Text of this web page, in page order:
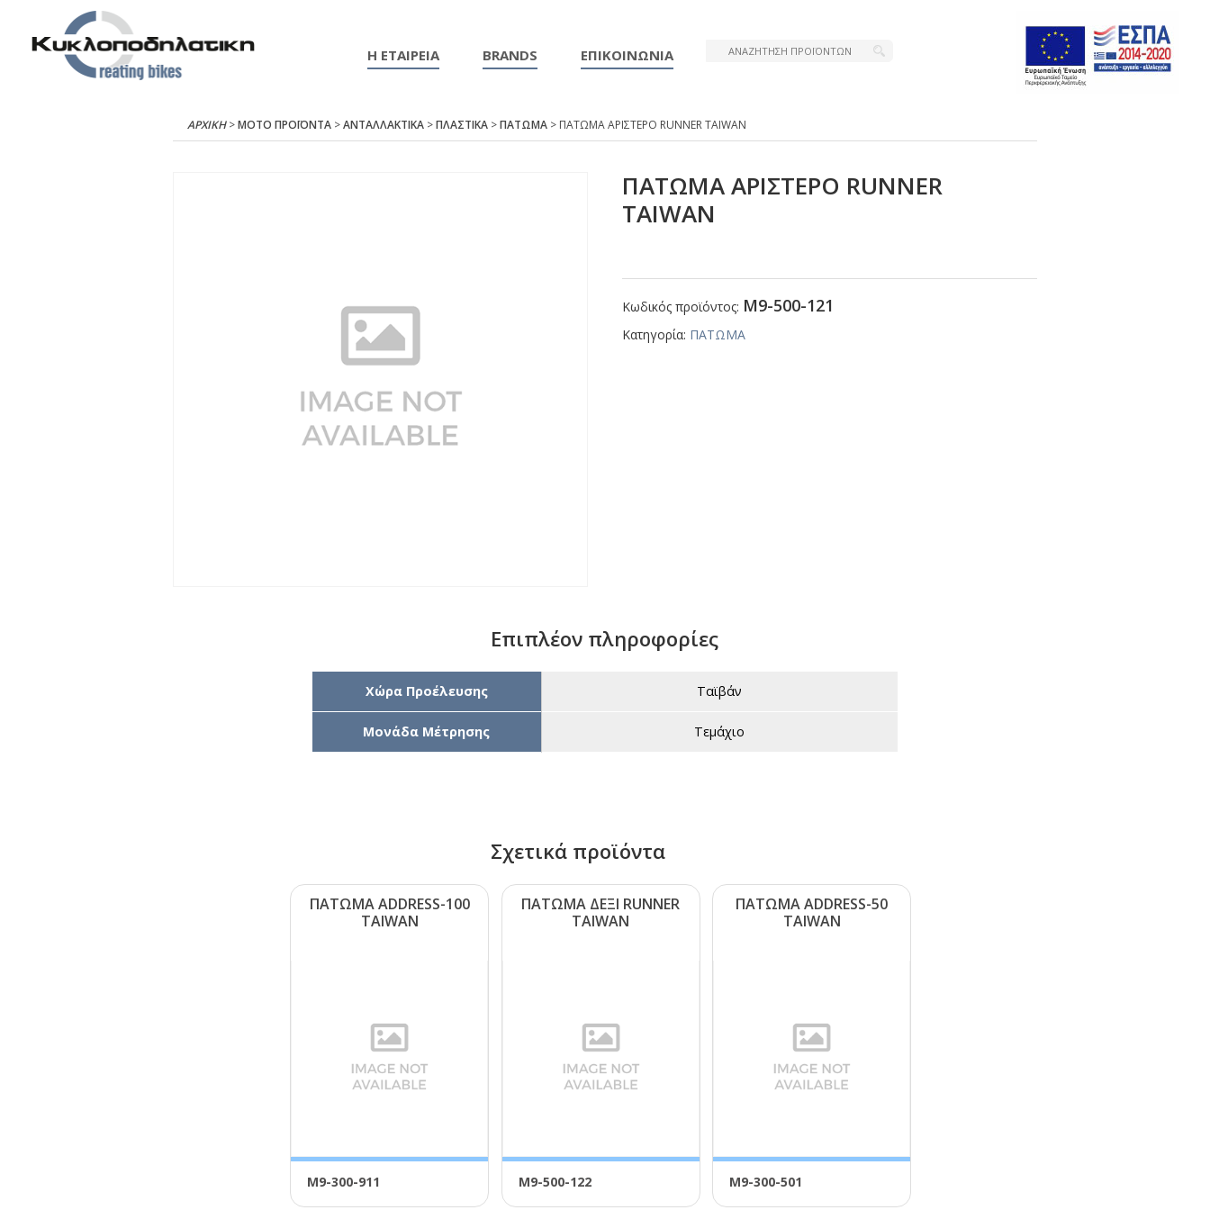
Η ΕΤΑΙΡΕΙΑ BRANDS ΕΠΙΚΟΙΝΩΝΙΑ
ΑΡΧΙΚΉ>ΜΟΤΟ ΠΡΟΪΟΝΤΑ>ΑΝΤΑΛΛΑΚΤΙΚΑ>ΠΛΑΣΤΙΚΑ>ΠΑΤΩΜΑ> ΠΑΤΩΜΑ ΑΡΙΣΤΕΡΟ RUΝΝΕR ΤΑΙWΑΝ
ΠΑΤΩΜΑ ΑΡΙΣΤΕΡΟ RUΝΝΕR
ΤΑΙWΑΝ
Κωδικός προϊόντος: Μ9-500-121
Κατηγορία: ΠΑΤΩΜΑ
Επιπλέον πληροφορίες
Χώρα Προέλευσης Ταϊβάν
Μονάδα Μέτρησης Τεμάχιο
Σχετικά προϊόντα
ΠΑΤΩΜΑ ΑDDRΕSS-100
ΤΑΙWΑΝ
Μ9-300-911
ΠΑΤΩΜΑ ΔΕΞΙ RUΝΝΕR
ΤΑΙWΑΝ
Μ9-500-122
ΠΑΤΩΜΑ ΑDDRΕSS-50
ΤΑΙWΑΝ
Μ9-300-501